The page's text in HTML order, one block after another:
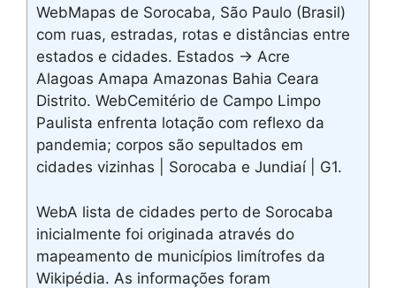
WebMapas de Sorocaba, São Paulo (Brasil)
com ruas, estradas, rotas e distâncias entre
estados e cidades. Estados -> Acre
Alagoas Amapa Amazonas Bahia Ceara
Distrito. WebCemitério de Campo Limpo
Paulista enfrenta lotação com reflexo da
pandemia; corpos são sepultados em
cidades vizinhas | Sorocaba e Jundiaí | G1.
WebA lista de cidades perto de Sorocaba
inicialmente foi originada através do
mapeamento de municípios limítrofes da
Wikipédia. As informações foram